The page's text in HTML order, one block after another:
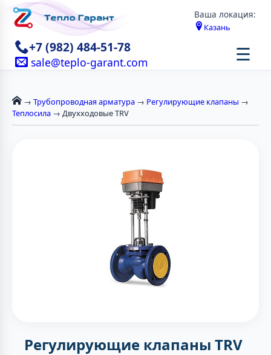
Ваша локация:
Казань
+7 (982) 484-51-78
sale@teplo-garant.com ☰
→ Трубопроводная арматура → Регулирующие клапаны →
Теплосила → Двухходовые TRV
Регулирующие клапаны TRV